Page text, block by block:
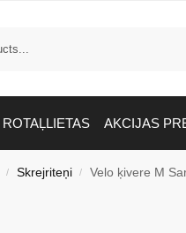
ROTAĻLIETAS AKCIJAS
/ Skrejriteņi / Velo ķivere M